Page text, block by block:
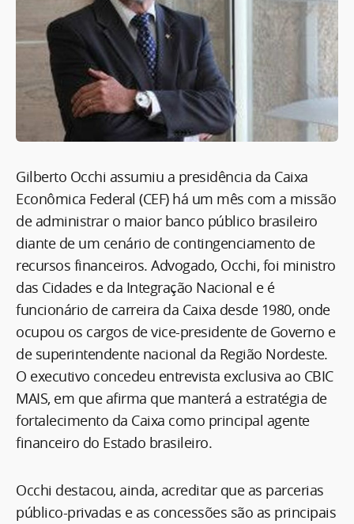
Gilberto Occhi assumiu a presidência da Caixa
Econômica Federal (CEF) há um mês com a missão
de administrar o maior banco público brasileiro
diante de um cenário de contingenciamento de
recursos financeiros. Advogado, Occhi, foi ministro
das Cidades e da Integração Nacional e é
funcionário de carreira da Caixa desde 1980, onde
ocupou os cargos de vice-presidente de Governo e
de superintendente nacional da Região Nordeste.
O executivo concedeu entrevista exclusiva ao CBIC
MAIS, em que afirma que manterá a estratégia de
fortalecimento da Caixa como principal agente
financeiro do Estado brasileiro.
Occhi destacou, ainda, acreditar que as parcerias
público-privadas e as concessões são as principais